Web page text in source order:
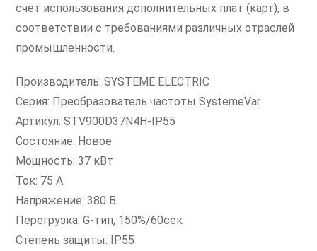
счёт использования дополнительных плат (карт), в
соответствии с требованиями различных отраслей
промышленности.
Производитель: SYSTEME ELECTRIC
Серия: Преобразователь частоты SystemeVar
Артикул: STV900D37N4H-IP55
Состояние: Новое
Мощность: 37 кВт
Ток: 75 А
Напряжение: 380 В
Перегрузка: G-тип, 150%/60сек
Степень защиты: IP55